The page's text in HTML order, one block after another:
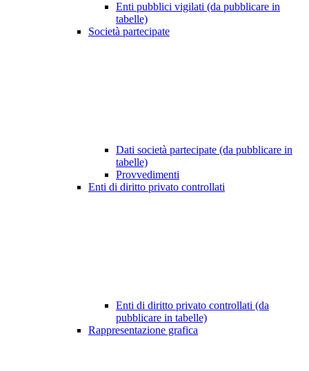
Enti pubblici vigilati (da pubblicare in
tabelle)
Società partecipate
Dati società partecipate (da pubblicare in
tabelle)
Provvedimenti
Enti di diritto privato controllati
Enti di diritto privato controllati (da
pubblicare in tabelle)
Rappresentazione grafica